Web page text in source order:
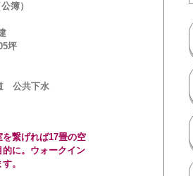
簿）
坪
公共下水
繋げれば17畳の空
に。ウォークイン
。